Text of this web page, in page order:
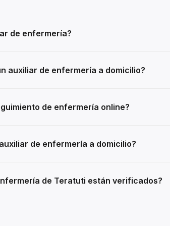
de enfermería?
auxiliar de enfermería a domicilio?
de enfermería online?
de enfermería a domicilio?
de Teratuti están verificados?